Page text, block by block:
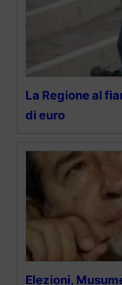
La Regione al
di euro
Elezioni,